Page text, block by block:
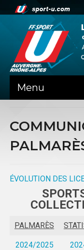
Menu
LA LIGUE
ÉVOLUTION DES
PALMARÈS
2024/2025